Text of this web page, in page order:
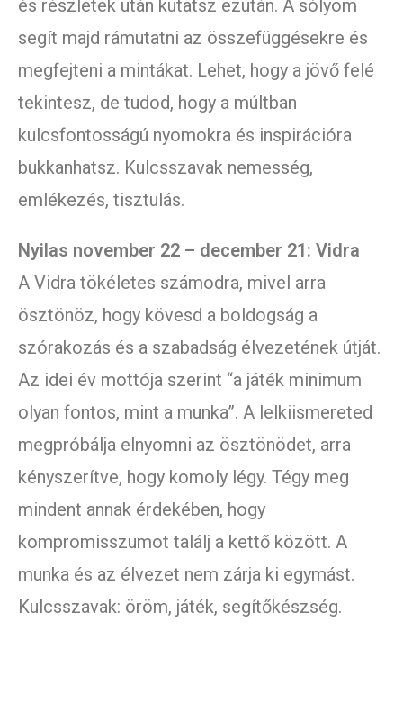
és részletek után kutatsz ezután. A sólyom
segít majd rámutatni az összefüggésekre és
megfejteni a mintákat. Lehet, hogy a jövő felé
tekintesz, de tudod, hogy a múltban
kulcsfontosságú nyomokra és inspirációra
bukkanhatsz. Kulcsszavak nemesség,
emlékezés, tisztulás.
Nyilas november 22 – december 21: Vidra
A Vidra tökéletes számodra, mivel arra
ösztönöz, hogy kövesd a boldogság a
szórakozás és a szabadság élvezetének útját.
Az idei év mottója szerint “a játék minimum
olyan fontos, mint a munka”. A lelkiismereted
megpróbálja elnyomni az ösztönödet, arra
kényszerítve, hogy komoly légy. Tégy meg
mindent annak érdekében, hogy
kompromisszumot találj a kettő között. A
munka és az élvezet nem zárja ki egymást.
Kulcsszavak: öröm, játék, segítőkészség.